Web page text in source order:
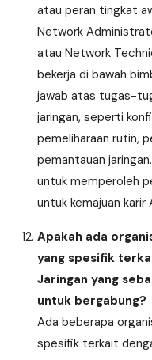
atau peran tingkat
Network
atau Network
bekerja di bawah
jawab atas tugas-
jaringan, seperti
pemeliharaan rutin,
pemantauan
untuk memperoleh
untuk kemajuan
Apakah ada
yang spesifik
Jaringan yang
untuk bergabung?
Ada beberapa
spesifik terkait